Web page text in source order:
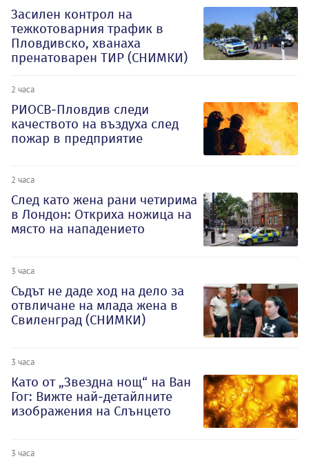
Засилен контрол на
тежкотоварния трафик в
Пловдивско, хванаха
пренатоварен ТИР (СНИМКИ)
2 часа
РИОСВ-Пловдив следи
качеството на въздуха след
пожар в предприятие
2 часа
След като жена рани четирима
в Лондон: Откриха ножица на
място на нападението
3 часа
Съдът не даде ход на дело за
отвличане на млада жена в
Свиленград (СНИМКИ)
3 часа
Като от „Звездна нощ“ на Ван
Гог: Вижте най-детайлните
изображения на Слънцето
3 часа